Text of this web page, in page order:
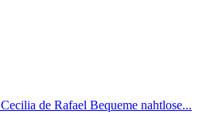
Cecilia de Rafael Bequeme nahtlose...